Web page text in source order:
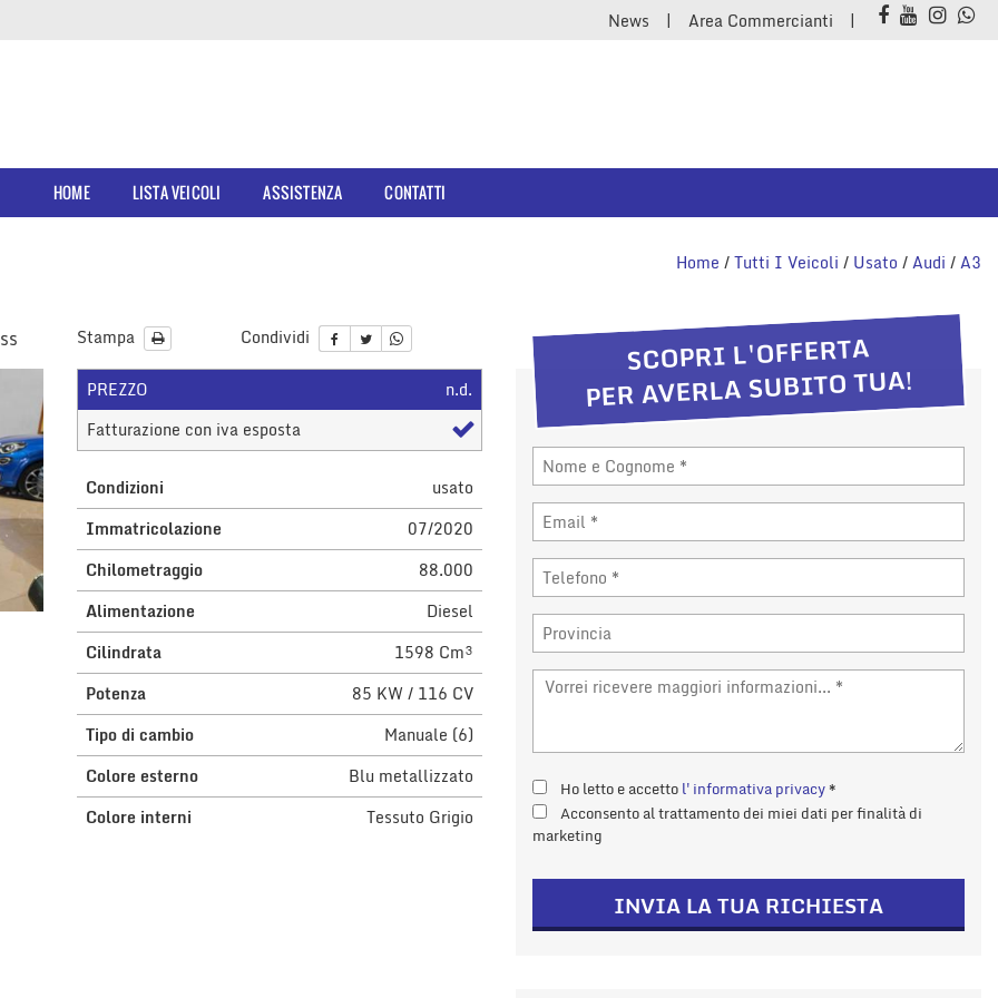
News Area Commercianti
HOME LISTA VEICOLI ASSISTENZA CONTATTI
Home /Tutti I Veicoli / Usato /Audi /A3
Stampa Condividi
PREZZO
n.d.
Fatturazione con iva esposta
Condizioni
usato
Immatricolazione
07/2020
Chilometraggio
88.000
Alimentazione
Diesel
Cilindrata
1598 Cm³
Potenza
85 KW / 116 CV
Tipo di cambio
Manuale (6)
Colore esterno
Blu metallizzato
Colore interni
Tessuto Grigio
SCOPRI L'OFFERTA
PER AVERLA SUBITO TUA!
Ho letto e accettol'informativa privacy*
Acconsento al trattamento dei miei dati per finalità di
marketing
INVIA LA TUA RICHIESTA